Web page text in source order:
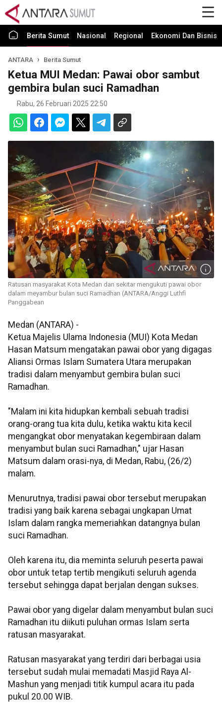
Berita Sumut Nasional Regional Ekonomi Dan Bisnis
ANTARA Berita Sumut
Ketua MUI Medan: Pawai obor sambut
gembira bulan suci Ramadhan
Rabu, 26 Februari 2025 22:50
Ratusan masyarakat Kota Medan dan sekitar mengukuti pawai obor
dalam meyambur bulan suci Ramadhan (ANTARA/Anggi Luthfi
Panggabean
Medan (ANTARA) -
Ketua Majelis Ulama Indonesia (MUI) Kota Medan
Hasan Matsum mengatakan pawai obor yang digagas
Aliansi Ormas Islam Sumatera Utara merupakan
tradisi dalam menyambut gembira bulan suci
Ramadhan.
"Malam ini kita hidupkan kembali sebuah tradisi
orang-orang tua kita dulu, ketika waktu kita kecil
mengangkat obor menyatakan kegembiraan dalam
menyambut bulan suci Ramadhan," ujar Hasan
Matsum dalam orasi-nya, di Medan, Rabu, (26/2)
malam.
Menurutnya, tradisi pawai obor tersebut merupakan
tradisi yang baik karena sebagai ungkapan Umat
Islam dalam rangka memeriahkan datangnya bulan
suci Ramadhan.
Oleh karena itu, dia meminta seluruh peserta pawai
obor untuk tetap tertib mengikuti seluruh agenda
tersebut sehingga dapat berjalan dengan sukses.
Pawai obor yang digelar dalam menyambut bulan suci
Ramadhan itu diikuti puluhan ormas Islam serta
ratusan masyarakat.
Ratusan masyarakat yang terdiri dari berbagai usia
tersebut sudah mulai memadati Masjid Raya Al-
Mashun yang menjadi titik kumpul acara itu pada
pukul 20.00 WIB.